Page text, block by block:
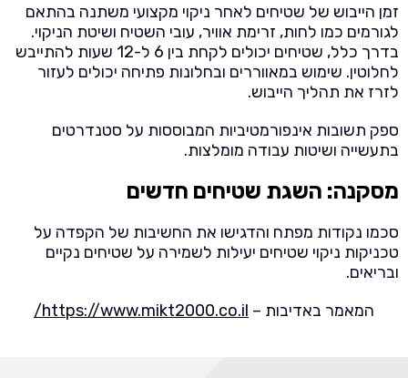
זמן הייבוש של שטיחים לאחר ניקוי מקצועי משתנה בהתאם
לגורמים כמו לחות, זרימת אוויר, עובי השטיח ושיטת הניקוי.
בדרך כלל, שטיחים יכולים לקחת בין 6 ל-12 שעות להתייבש
לחלוטין. שימוש במאווררים ובחלונות פתיחה יכולים לעזור
לזרז את תהליך הייבוש.
ספק תשובות אינפורמטיביות המבוססות על סטנדרטים
בתעשייה ושיטות עבודה מומלצות.
מסקנה: השגת שטיחים חדשים
סכמו נקודות מפתח והדגישו את החשיבות של הקפדה על
טכניקות ניקוי שטיחים יעילות לשמירה על שטיחים נקיים
ובריאים.
המאמר באדיבות – https://www.mikt2000.co.il/